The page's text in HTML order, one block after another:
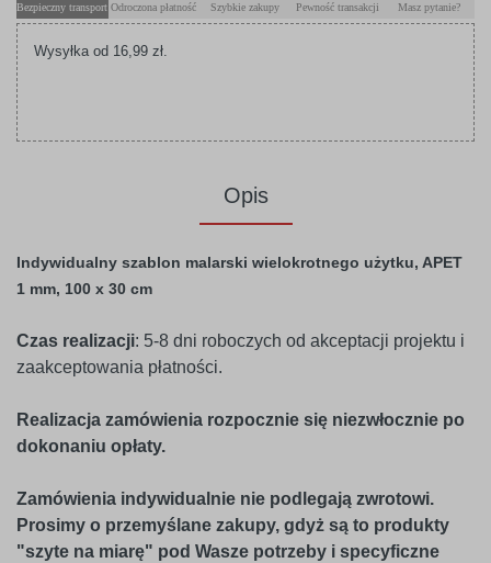
Bezpieczny transport Odroczona płatność Szybkie zakupy Pewność transakcji Masz pytanie?
Wysyłka od 16,99 zł.
Opis
Indywidualny szablon malarski wielokrotnego użytku, APET
1 mm, 100 x 30 cm
Czas realizacji: 5-8 dni roboczych od akceptacji projektu i
zaakceptowania płatności.
Realizacja zamówienia rozpocznie się niezwłocznie po
dokonaniu opłaty.
Zamówienia indywidualnie nie podlegają zwrotowi.
Prosimy o przemyślane zakupy, gdyż są to produkty
"szyte na miarę" pod Wasze potrzeby i specyficzne